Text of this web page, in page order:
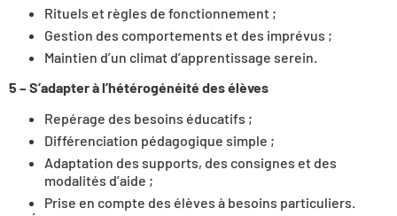
Rituels et règles de fonctionnement ;
Gestion des comportements et des imprévus ;
Maintien d’un climat d’apprentissage serein.
5 – S’adapter à l’hétérogénéité des élèves
Repérage des besoins éducatifs ;
Différenciation pédagogique simple ;
Adaptation des supports, des consignes et des
modalités d’aide ;
Prise en compte des élèves à besoins particuliers.